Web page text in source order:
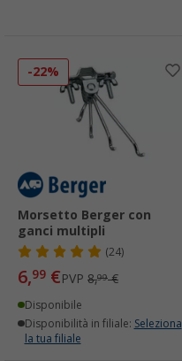
-22%
Morsetto Berger con
ganci multipli
(24)
6,99 €PVP 8,99€
Disponibile
Disponibilità in filiale: Seleziona
la tua filiale